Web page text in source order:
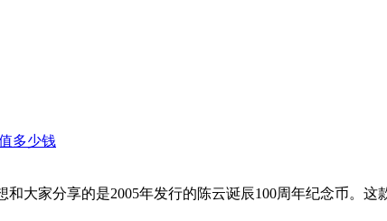
多少钱
大家分享的是2005年发行的陈云诞辰100周年纪念币。